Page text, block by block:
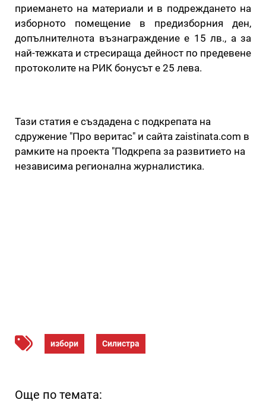
приемането на материали и в подреждането на
изборното помещение в предизборния ден,
допълнителнота възнаграждение е 15 лв., а за
най-тежката и стресираща дейност по предевене
протоколите на РИК бонусът е 25 лева.
Тази статия е създадена с подкрепата на
сдружение "Про веритас" и сайта zaistinata.com в
рамките на проекта "Подкрепа за развитието на
независима регионална журналистика.
избори Силистра
Още по темата: